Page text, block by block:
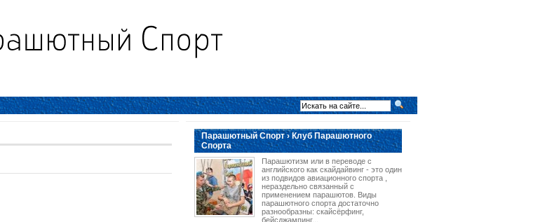
Парашютный Спорт › Клуб Парашютного
Спорта
Парашютизм или в переводе с
английского как скайдайвинг - это один
из подвидов авиационного спорта ,
нераздельно связанный с
применением парашютов. Виды
парашютного спорта достаточно
разнообразны: скайсёрфинг,
бейсджампинг...